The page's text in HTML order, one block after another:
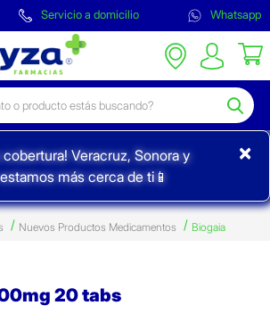
Servicio a domicilio Whatsapp
cobertura! Veracruz, Sonora y
más cerca de ti📱
×
Nuevos Productos Medicamentos Biogaia
20 tabs